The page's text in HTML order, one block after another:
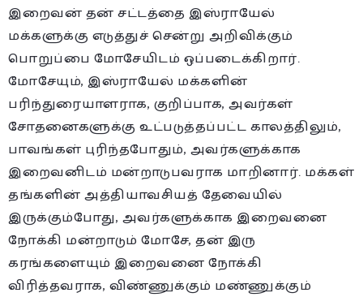
இறைவன் தன் சட்டத்தை இஸ்ராயேல்
மக்களுக்கு எடுத்துச் சென்று அறிவிக்கும்
பொறுப்பை மோசேயிடம் ஒப்படைக்கிறார்.
மோசேயும், இஸ்ராயேல் மக்களின்
பரிந்துரையாளராக, குறிப்பாக, அவர்கள்
சோதனைகளுக்கு உட்படுத்தப்பட்ட காலத்திலும்,
பாவங்கள் புரிந்தபோதும், அவர்களுக்காக
இறைவனிடம் மன்றாடுபவராக மாறினார். மக்கள்
தங்களின் அத்தியாவசியத் தேவையில்
இருக்கும்போது, அவர்களுக்காக இறைவனை
நோக்கி மன்றாடும் மோசே, தன் இரு
கரங்களையும் இறைவனை நோக்கி
விரித்தவராக, விண்ணுக்கும் மண்ணுக்கும்